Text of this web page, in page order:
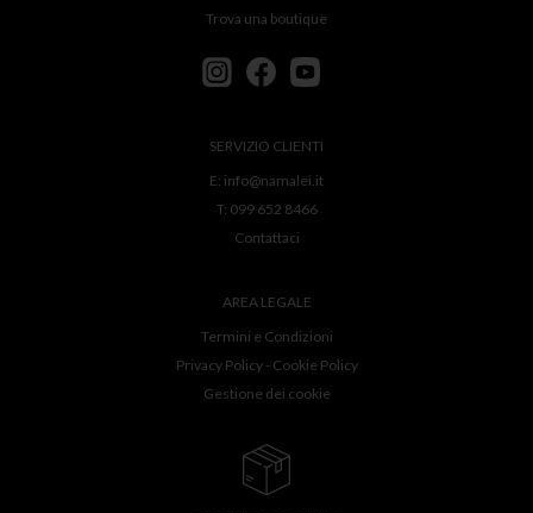
Trova una boutique
SERVIZIO CLIENTI
E: info@namalei.it
T: 099 652 8466
Contattaci
AREA LEGALE
Termini e Condizioni
Privacy Policy- Cookie Policy
Gestione dei cookie